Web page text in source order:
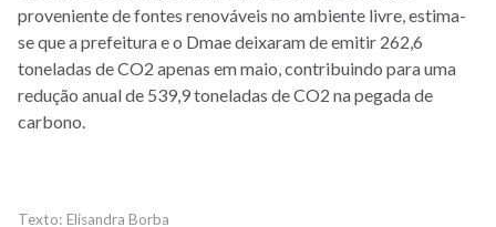
proveniente de fontes renováveis no ambiente livre, estima-
se que a prefeitura e o Dmae deixaram de emitir 262,6
toneladas de CO2 apenas em maio, contribuindo para uma
redução anual de 539,9 toneladas de CO2 na pegada de
carbono.
Elisandra Borba